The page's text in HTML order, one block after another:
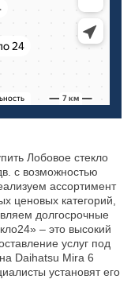
Лобовое стекло
с возможностью
ассортимент
ценовых категорий,
долгосрочные
– это высокий
услуг под
Daihatsu Mira 6
установят его